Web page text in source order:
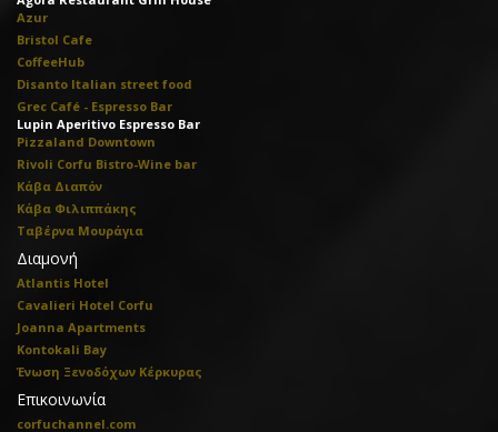
Azur
Bristol Cafe
CoffeeHub
Disanto Italian street food
Grec Café - Espresso Bar
Lupin Aperitivo Espresso Bar
Pizzaland Downtown
Rivoli Corfu Bistro-Wine bar
Κάβα Διαπόν
Κάβα Φιλιππάκης
Ταβέρνα Μουράγια
Διαμονή
Atlantis Hotel
Cavalieri Hotel Corfu
Joanna Apartments
Kontokali Bay
Ένωση Ξενοδόχων Κέρκυρας
Επικοινωνία
corfuchannel.com